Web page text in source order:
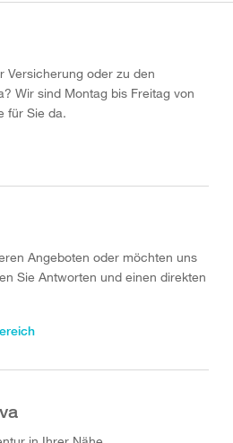
Versicherung oder zu den
Wir sind Montag bis Freitag von
für Sie da.
Angeboten oder möchten uns
Sie Antworten und einen direkten